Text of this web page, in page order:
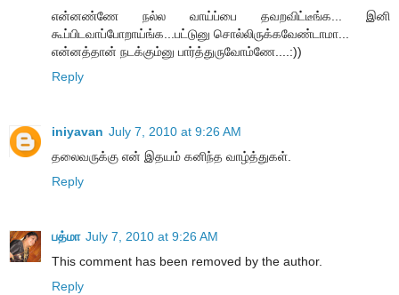
என்னண்ணே நல்ல வாய்ப்பை தவறவிட்டீங்க... இனி
கூப்பிடவாப்போறாய்ங்க...பட்டுனு சொல்லிருக்கவேண்டாமா...
என்னத்தான் நடக்கும்னு பார்த்துருவோம்ணே....:))
Reply
iniyavan July 7, 2010 at 9:26 AM
தலைவருக்கு என் இதயம் கனிந்த வாழ்த்துகள்.
Reply
பத்மா July 7, 2010 at 9:26 AM
This comment has been removed by the author.
Reply